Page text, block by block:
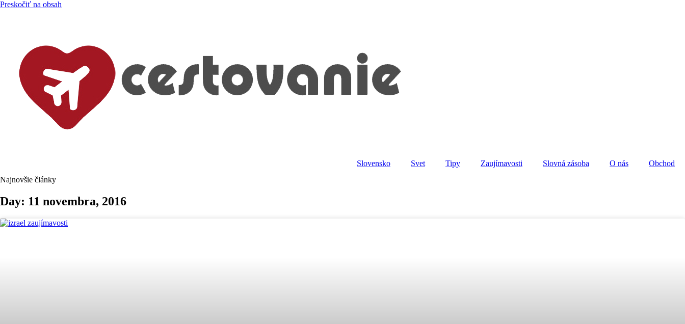
Preskočiť na obsah
Slovensko Svet Tipy Zaujímavosti Slovná zásoba O nás
Obchod
Najnovšie články
Day: 11 novembra, 2016